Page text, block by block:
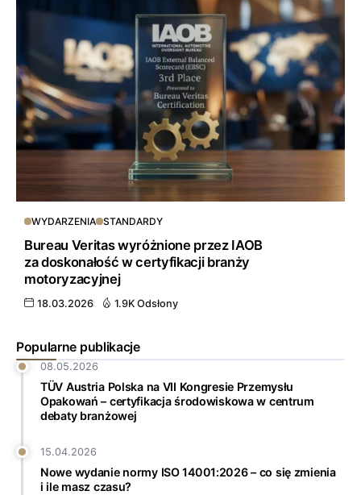
Popularne publikacje
08.05.2026
TÜV Austria Polska na VII Kongresie Przemysłu
Opakowań – certyfikacja środowiskowa w centrum
debaty branżowej
15.04.2026
Nowe wydanie normy ISO 14001:2026 – co się zmienia
i ile masz czasu?
WYDARZENIA STANDARDY
Bureau Veritas wyróżnione przez IAOB
za doskonałość w certyfikacji branży
motoryzacyjnej
18.03.2026 1.9K Odsłony